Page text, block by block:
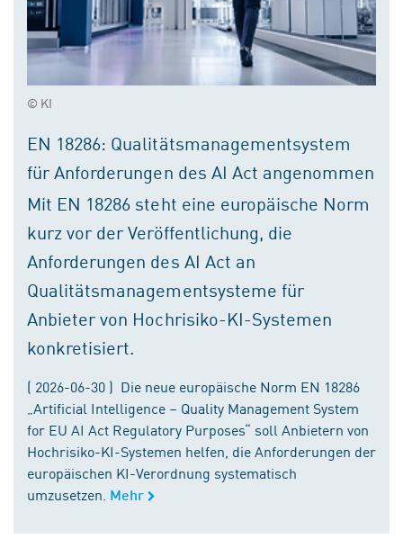
© KI
EN 18286: Qualitätsmanagementsystem
für Anforderungen des AI Act angenommen
Mit EN 18286 steht eine europäische Norm
kurz vor der Veröffentlichung, die
Anforderungen des AI Act an
Qualitätsmanagementsysteme für
Anbieter von Hochrisiko-KI-Systemen
konkretisiert.
( 2026-06-30 ) Die neue europäische Norm EN 18286
„Artificial Intelligence – Quality Management System
for EU AI Act Regulatory Purposes“ soll Anbietern von
Hochrisiko-KI-Systemen helfen, die Anforderungen der
europäischen KI-Verordnung systematisch
umzusetzen. Mehr